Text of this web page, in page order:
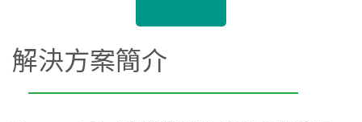
解決方案簡介